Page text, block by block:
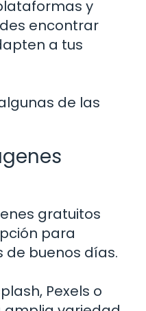
y
encontrar
a tus
de las
gratuitos
para
buenos días.
Pexels o